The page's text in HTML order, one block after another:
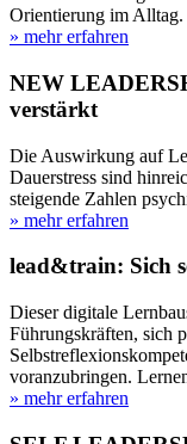
Orientierung im Alltag.
» mehr erfahren
NEW
verstärkt
Die Auswirkung auf
Dauerstress sind
steigende Zahlen
» mehr erfahren
lead&train: Sich
Dieser digitale
Führungskräften, sich
voranzubringen.
» mehr erfahren